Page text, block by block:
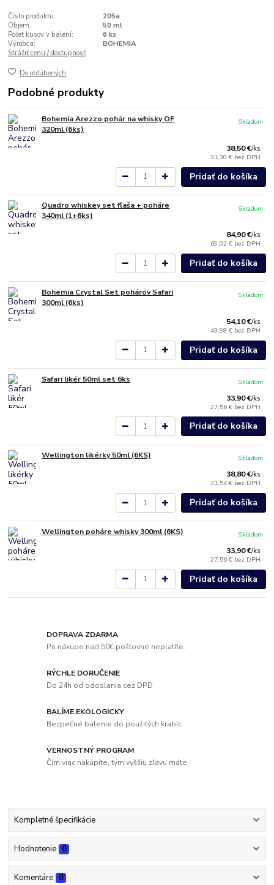
Číslo produktu:
205a
Objem:
50 ml
Počet kusov v balení:
6 ks
Výrobca:
BOHEMIA
Strážiť cenu / dostupnosť
Do obľúbených
Podobné produkty
Bohemia Arezzo pohár na whisky OF
320ml (6ks)
38,50 €/ks
31,30 € bez DPH
Skladom
Pridať do košíka
Quadro whiskey set fľaša + poháre
340ml (1+6ks)
84,90 €/ks
69,02 € bez DPH
Skladom
Pridať do košíka
Bohemia Crystal Set pohárov Safari
300ml (6ks)
54,10 €/ks
43,98 € bez DPH
Skladom
Pridať do košíka
Safari likér 50ml set 6ks
33,90 €/ks
27,56 € bez DPH
Skladom
Pridať do košíka
Wellington likérky 50ml (6KS)
38,80 €/ks
31,54 € bez DPH
Skladom
Pridať do košíka
Wellington poháre whisky 300ml (6KS)
33,90 €/ks
27,56 € bez DPH
Skladom
Pridať do košíka
DOPRAVA ZDARMA
Pri nákupe nad 50€ poštovné neplatíte.
RÝCHLE DORUČENIE
Do 24h od odoslania cez DPD
BALÍME EKOLOGICKY
Bezpečné balenie do použitých krabíc
VERNOSTNÝ PROGRAM
Čím viac nakúpite, tým vyššiu zľavu máte
Kompletné špecifikácie
Hodnotenie 0
Komentáre 0